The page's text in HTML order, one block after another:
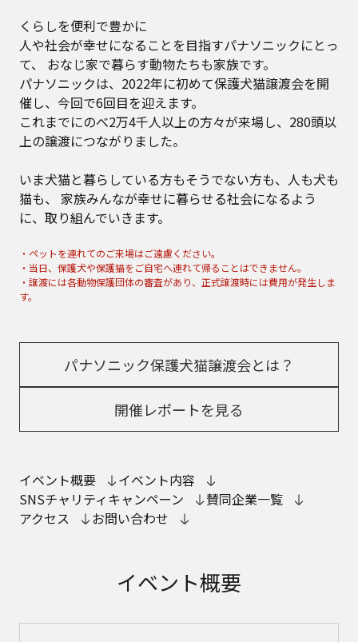
くらしを便利で豊かに
人や社会が幸せになることを目指すパナソニックにとっ
て、
おなじ家で暮らす動物たちも家族です。
パナソニックは、2022年に初めて保護犬猫譲渡会を開
催し、今回で6回目を迎えます。
これまでにのべ2万4千人以上の方々が来場し、280頭以
上の譲渡につながりました。
いま犬猫と暮らしている方もそうでない方も、人も犬も
猫も、 家族みんなが幸せに暮らせる社会になるよう
に、取り組んでいきます。
・ペットを連れてのご来場はご遠慮ください。
・当日、保護犬や保護猫をご自宅へ連れて帰ることはできません。
・譲渡には各動物保護団体の審査があり、正式譲渡時には費用が発生しま
す。
パナソニック保護犬猫譲渡会とは？
開催レポートを見る
イベント概要
イベント内容
SNSチャリティキャンペーン
賛同企業一覧
アクセス
お問い合わせ
イベント概要